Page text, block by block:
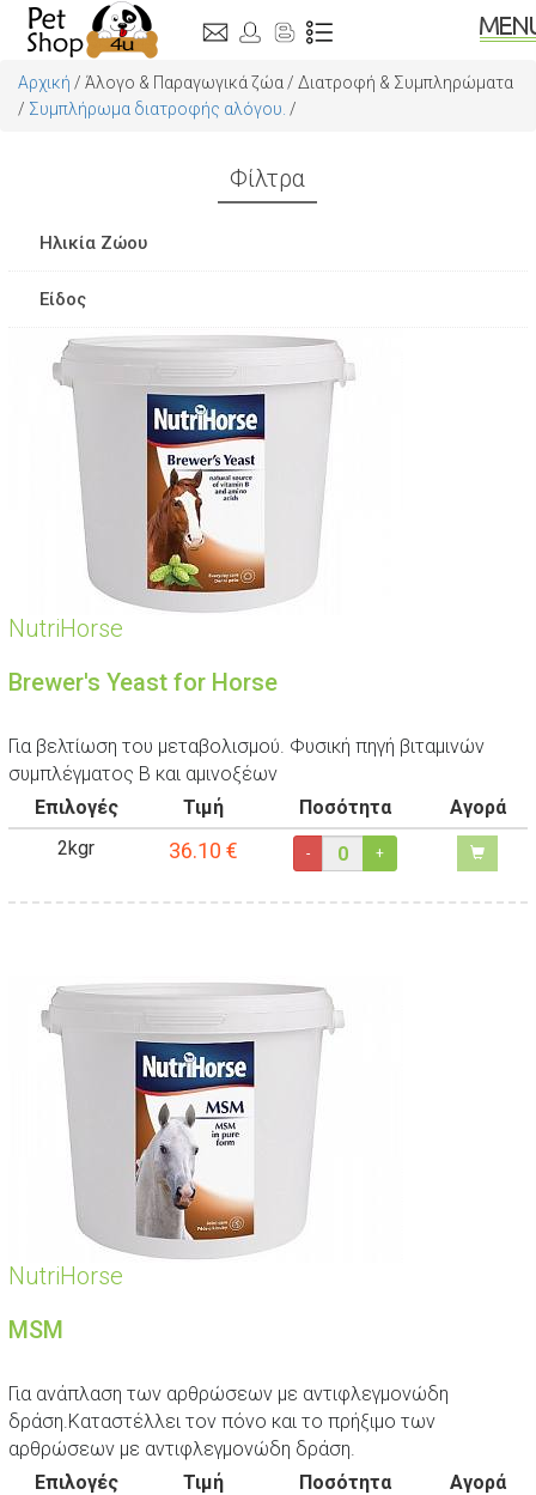
Αρχική / Άλογο & Παραγωγικά ζώα / Διατροφή & Συμπληρώματα
/ Συμπλήρωμα διατροφής αλόγου. /
Φίλτρα
Ηλικία Ζώου
Adult
Junior
Mature
Είδος
Πάστα
Πόσιμο
NutriHorse
Brewer's Yeast for Horse
Για βελτίωση του μεταβολισμού. Φυσική πηγή βιταμινών
συμπλέγματος Β και αμινοξέων
Επιλογές
Τιμή Ποσότητα
Αγορά
2kgr
36.10 € - +
NutriHorse
MSM
Για ανάπλαση των αρθρώσεων με αντιφλεγμονώδη
δράση.Καταστέλλει τον πόνο και το πρήξιμο των
αρθρώσεων με αντιφλεγμονώδη δράση.
Επιλογές
Τιμή Ποσότητα
Αγορά